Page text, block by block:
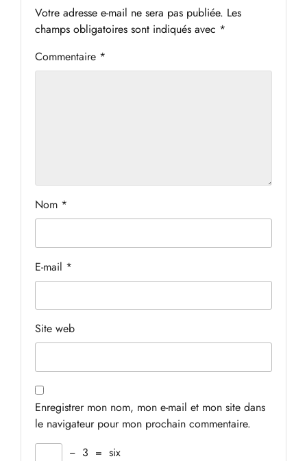
Votre adresse e-mail ne sera pas publiée. Les
champs obligatoires sont indiqués avec *
Commentaire *
Nom *
E-mail *
Site web
Enregistrer mon nom, mon e-mail et mon site dans
le navigateur pour mon prochain commentaire.
− 3 = six